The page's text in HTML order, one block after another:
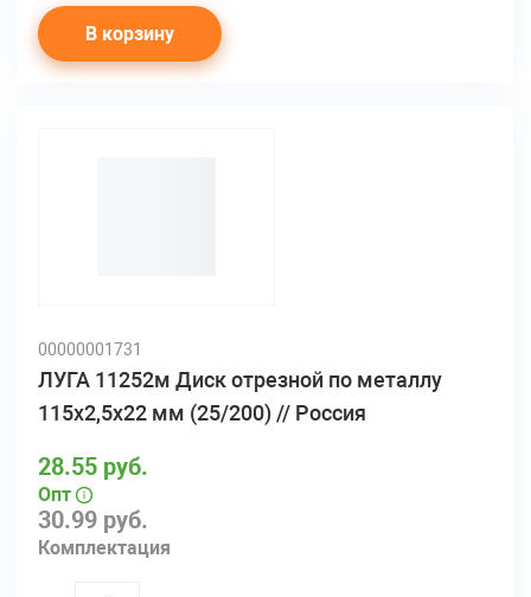
В корзину
00000001731
ЛУГА 11252м Диск отрезной по металлу
115х2,5х22 мм (25/200) // Россия
30.99 руб.
Комплектация
28.55 руб.
Опт